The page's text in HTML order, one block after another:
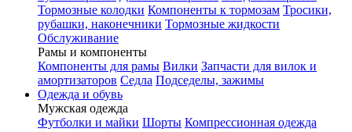
Тормозные колодки Компоненты к тормозам Тросики,
рубашки, наконечники Тормозные жидкости
Обслуживание
Рамы и компоненты
Компоненты для рамы Вилки Запчасти для вилок и
амортизаторов Седла Подседелы, зажимы
Одежда и обувь
Мужская одежда
Футболки и майки Шорты Компрессионная одежда